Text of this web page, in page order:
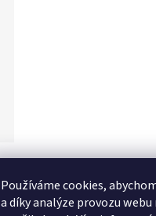
Používáme cookies,
a díky analýze provozu